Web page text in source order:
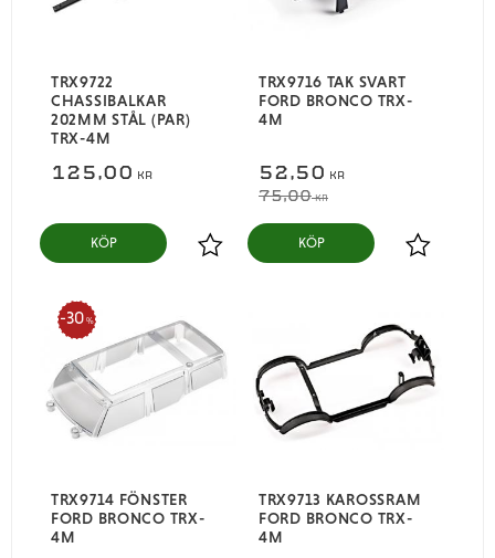
TRX9722
CHASSIBALKAR
202MM STÅL (PAR)
TRX-4M
125,00 KR
Lägg till i favoriter
KÖP
TRX9716 TAK SVART
FORD BRONCO TRX-
4M
52,50 KR
75,00KR
Lägg till i
KÖP
TRX9714 FÖNSTER
FORD BRONCO TRX-
4M
30 %
TRX9713 KAROSSRAM
FORD BRONCO TRX-
4M